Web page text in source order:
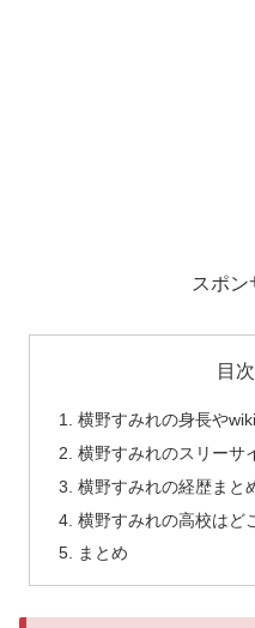
スポン
目次
横野すみれの身長や
横野すみれのスリーサ
横野すみれの経歴まと
横野すみれの高校はど
まとめ